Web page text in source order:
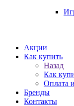
Акции
Как купить
Назад
Как
Оплата
Бренды
Контакты